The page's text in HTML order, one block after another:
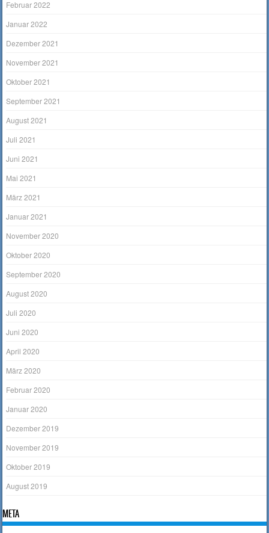
Februar 2022
Januar 2022
Dezember 2021
November 2021
Oktober 2021
September 2021
August 2021
Juli 2021
Juni 2021
Mai 2021
März 2021
Januar 2021
November 2020
Oktober 2020
September 2020
August 2020
Juli 2020
Juni 2020
April 2020
März 2020
Februar 2020
Januar 2020
Dezember 2019
November 2019
Oktober 2019
August 2019
META